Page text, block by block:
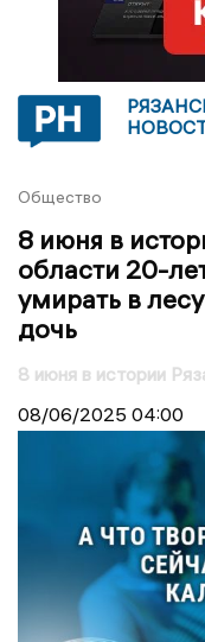
Общество
8 июня в
области 20-
умирать в
дочь
8 июня в истории
08/06/2025 04:00